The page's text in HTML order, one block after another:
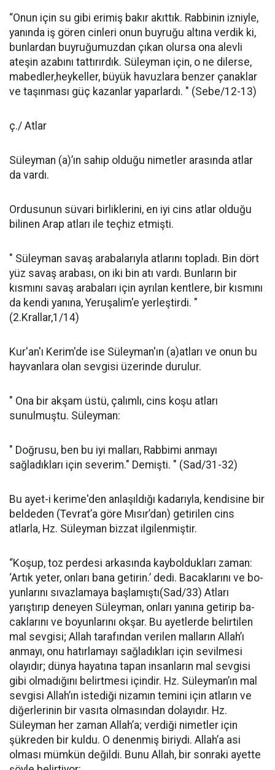
“Onun için su gibi erimiş bakır akıttık. Rab­binin izniyle,
yanında iş gören cinleri onun buyruğu altına verdik ki,
bun­lardan buyruğumuzdan çıkan olursa ona alevli
ateşin azabını tattırırdık. Süleyman için, o ne dilerse,
mabedler,heykeller, büyük havuzlara benzer çanaklar
ve taşınması güç kazanlar yaparlardı. " (Sebe/12-13)
ç./ Atlar
Süleyman (a)’ın sahip olduğu nimetler arasında atlar
da vardı.
Ordusunun süvari birliklerini, en iyi cins atlar olduğu
bilinen Arap atları ile teçhiz etmişti.
" Süleyman savaş arabalarıyla atlarını topladı. Bin dört
yüz savaş arabası, on iki bin atı vardı. Bunların bir
kısmını savaş arabaları için ayrılan kentlere, bir kısmını
da kendi yanına, Yeruşalim'e yerleştirdi. "
(2.Krallar,1/14)
Kur'an'ı Kerim'de ise Süleyman'ın (a)atları ve onun bu
hayvanlara olan sevgisi üzerinde durulur.
" Ona bir akşam üstü, çalımlı, cins koşu atları
sunulmuştu. Süleyman:
" Doğrusu, ben bu iyi malları, Rabbimi anmayı
sağladıkları için severim." Demişti. " (Sad/31-32)
Bu ayet-i keri­me'den anlaşıldığı kadarıyla, kendi­sine bir
beldeden (Tevrat’a göre Mı­sır’dan) getirilen cins
atlarla, Hz. Süleyman bizzat ilgilenmiştir.
“Koşup, toz perdesi arkasında kay­boldukları zaman:
‘Artık yeter, onları bana getirin.’ dedi. Bacaklarını ve bo­
yunlarını sıvazlamaya başlamıştı(Sad/33) Atları
yarıştırıp deneyen Süleyman, onları yanına getirip ba­
caklarını ve boyunlarını okşar. Bu ayetlerde belirtilen
mal sevgisi; Al­lah tarafından verilen malların Al­lah’ı
anmayı, onu hatırlamayı sağ­ladıkları için sevilmesi
olayıdır; dünya hayatına tapan insanların mal sevgisi
gibi olmadığını belirt­mesi içindir. Hz. Süleyman’ın mal
sevgisi Allah’ın istediği nizamın te­mini için atların ve
diğerlerinin bir vasıta olmasından dolayıdır. Hz.
Süleyman her zaman Allah’a; ver­diği nimetler için
şükreden bir kul­du. O denenmiş biriydi. Allah’a asi
olması mümkün değildi. Bunu Al­lah, bir sonraki ayette